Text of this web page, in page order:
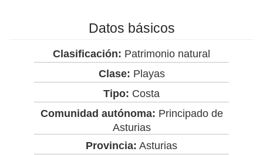
Datos básicos
Clasificación: Patrimonio natural
Clase: Playas
Tipo: Costa
Comunidad autónoma: Principado de
Asturias
Provincia: Asturias